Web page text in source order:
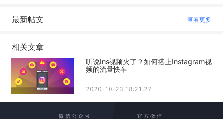
最新帖文 查看更多
相关文章
听说Ins视频火了？如何搭上Instagram视
频的流量快车
2020-10-23 18:21:27
微 信 公 众 号 官 方 微 信